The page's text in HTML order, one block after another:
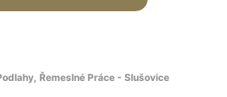
Řemeslné Práce - Slušovice